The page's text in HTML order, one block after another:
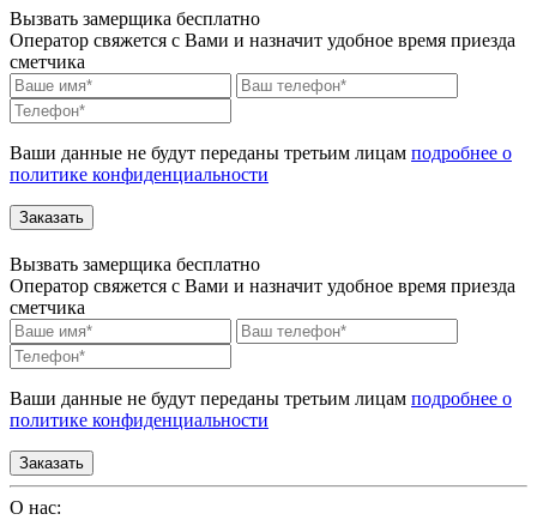
Вызвать замерщика бесплатно
Оператор свяжется с Вами и назначит удобное время приезда
сметчика
Ваши данные не будут переданы третьим лицам подробнее о
политике конфиденциальности
Вызвать замерщика бесплатно
Оператор свяжется с Вами и назначит удобное время приезда
сметчика
Ваши данные не будут переданы третьим лицам подробнее о
политике конфиденциальности
О нас: